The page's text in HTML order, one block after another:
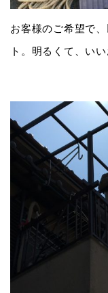
お客様のご希望で
ト。明るくて、い